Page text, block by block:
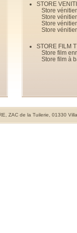
STORE
Store
Store
Store
Store
STORE FILM
Store film
Store film à
ZAC de la Tuilerie, 01330